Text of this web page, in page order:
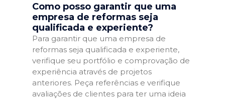
Como posso garantir que uma
empresa de reformas seja
qualificada e experiente?
Para garantir que uma empresa de
reformas seja qualificada e experiente,
verifique seu portfólio e comprovação de
experiência através de projetos
anteriores. Peça referências e verifique
avaliações de clientes para ter uma ideia